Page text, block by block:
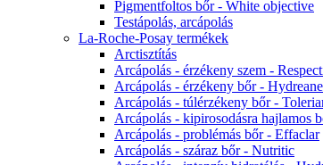
Pigmentfoltos bőr - White objective
Testápolás, arcápolás
La-Roche-Posay termékek
Arctisztítás
Arcápolás - érzékeny szem -
Arcápolás - érzékeny bőr - Hydreane
Arcápolás - túlérzékeny bőr -
Arcápolás - kipirosodásra hajlamos
Arcápolás - problémás bőr - Effaclar
Arcápolás - száraz bőr - Nutritic